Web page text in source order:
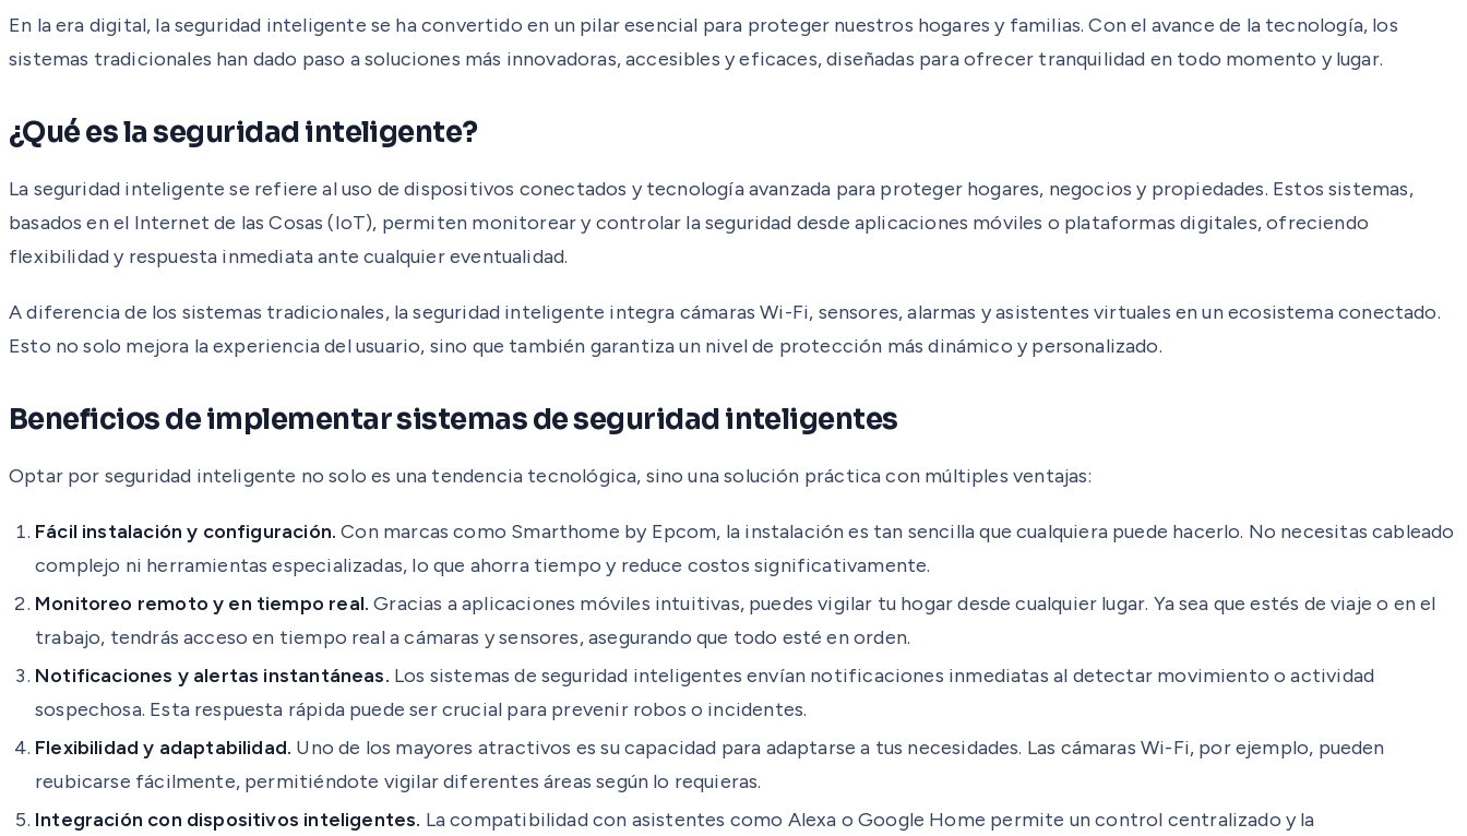
En la era digital, la seguridad inteligente se ha convertido en un pilar esencial para proteger nuestros hogares y familias. Con el avance de la tecnología, los
sistemas tradicionales han dado paso a soluciones más innovadoras, accesibles y eficaces, diseñadas para ofrecer tranquilidad en todo momento y lugar.
¿Qué es la seguridad inteligente?
La seguridad inteligente se refiere al uso de dispositivos conectados y tecnología avanzada para proteger hogares, negocios y propiedades. Estos sistemas,
basados en el Internet de las Cosas (IoT), permiten monitorear y controlar la seguridad desde aplicaciones móviles o plataformas digitales, ofreciendo
flexibilidad y respuesta inmediata ante cualquier eventualidad.
A diferencia de los sistemas tradicionales, la seguridad inteligente integra cámaras Wi-Fi, sensores, alarmas y asistentes virtuales en un ecosistema conectado.
Esto no solo mejora la experiencia del usuario, sino que también garantiza un nivel de protección más dinámico y personalizado.
Beneficios de implementar sistemas de seguridad inteligentes
Optar por seguridad inteligente no solo es una tendencia tecnológica, sino una solución práctica con múltiples ventajas:
Fácil instalación y configuración. Con marcas como Smarthome by Epcom, la instalación es tan sencilla que cualquiera puede hacerlo. No necesitas cableado
complejo ni herramientas especializadas, lo que ahorra tiempo y reduce costos significativamente.
Monitoreo remoto y en tiempo real. Gracias a aplicaciones móviles intuitivas, puedes vigilar tu hogar desde cualquier lugar. Ya sea que estés de viaje o en el
trabajo, tendrás acceso en tiempo real a cámaras y sensores, asegurando que todo esté en orden.
Notificaciones y alertas instantáneas. Los sistemas de seguridad inteligentes envían notificaciones inmediatas al detectar movimiento o actividad
sospechosa. Esta respuesta rápida puede ser crucial para prevenir robos o incidentes.
Flexibilidad y adaptabilidad. Uno de los mayores atractivos es su capacidad para adaptarse a tus necesidades. Las cámaras Wi-Fi, por ejemplo, pueden
reubicarse fácilmente, permitiéndote vigilar diferentes áreas según lo requieras.
Integración con dispositivos inteligentes. La compatibilidad con asistentes como Alexa o Google Home permite un control centralizado y la